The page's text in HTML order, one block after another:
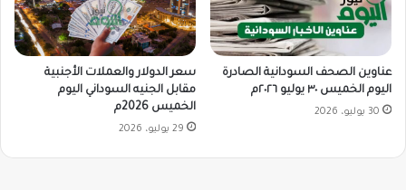
عناوين الصحف السودانية الصادرة
اليوم الخميس ٣٠ يوليو ٢٠٢٦م
30 يوليو، 2026
سعر الدولار والعملات الأجنبية
مقابل الجنيه السوداني اليوم
الخميس 2026م
29 يوليو، 2026